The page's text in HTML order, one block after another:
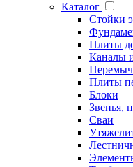
Каталог
Стойки
Плиты
Каналы
Плиты
Блоки
Звенья,
Сваи